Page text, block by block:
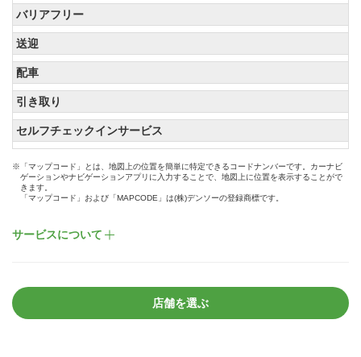
バリアフリー
送迎
配車
引き取り
セルフチェックインサービス
※「マップコード」とは、地図上の位置を簡単に特定できるコードナンバーです。カーナビ
ゲーションやナビゲーションアプリに入力することで、地図上に位置を表示することがで
きます。
「マップコード」および「MAPCODE」は(株)デンソーの登録商標です。
サービスについて
店舗を選ぶ